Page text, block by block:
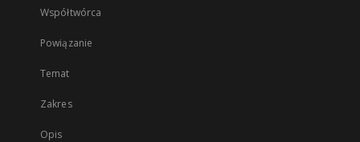
Współtwórca
Powiązanie
Temat
Zakres
Opis